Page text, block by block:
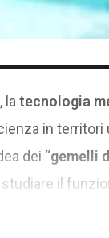
la tecnologia
in
dei “gemelli
il